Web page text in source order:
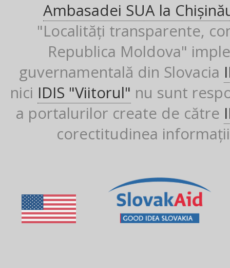
Ambasadei SUA la
"Localități transparente,
Republica Moldova"
guvernamentală din Slovacia
nici IDIS "Viitorul" nu sunt
a portalurilor create de către
corectitudinea